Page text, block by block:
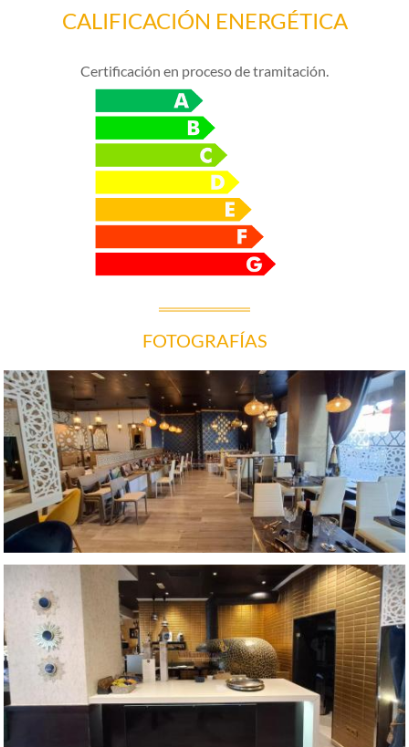
CALIFICACIÓN ENERGÉTICA
Certificación en proceso de tramitación.
FOTOGRAFÍAS